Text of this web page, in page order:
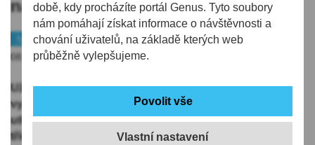
době, kdy procházíte portál Genus. Tyto soubory
nám pomáhají získat informace o návštěvnosti a
chování uživatelů, na základě kterých web
průběžně vylepšujeme.
Vlastní nastavení
nabídl fotbal v Rozstání!
Sport
08.06.2019 | 16:21
Už je to tradice. Bílí Tygři každý rok nazují kopačky a
vydají se do Rozstání k přátelskému fotbalovému
utkání proti místnímu týmu TJ Sokol, jenž působí v 1.B
třídě, kde si nevede vůbec zle. Letos akce připadla na